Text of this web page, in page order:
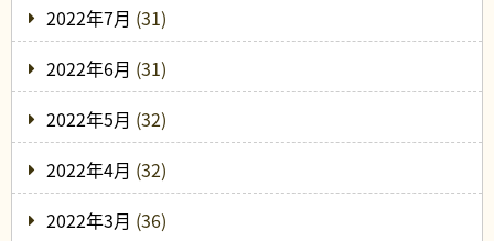
2022年7月 (31)
2022年6月 (31)
2022年5月 (32)
2022年4月 (32)
2022年3月 (36)